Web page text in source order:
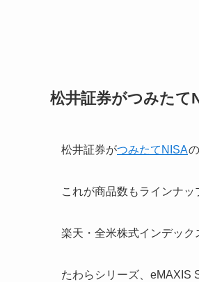
松井証券がつみたて
松井証券がつみたてNISA
これが商品数もラインナッ
楽天・全米株式インデッ
たわらシリーズ、eMAXIS